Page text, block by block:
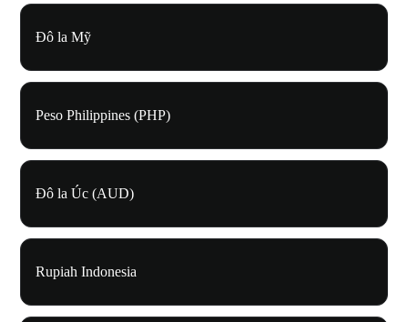
Đô la Mỹ
Peso Philippines (PHP)
Đô la Úc (AUD)
Rupiah Indonesia